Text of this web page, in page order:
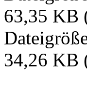
63,35 KB
34,26 KB